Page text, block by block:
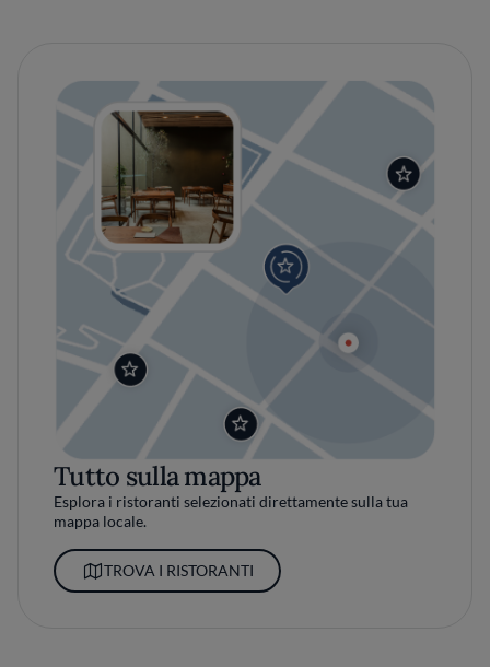
Tutto sulla mappa
Esplora i ristoranti selezionati direttamente sulla tua
mappa locale.
TROVA I RISTORANTI